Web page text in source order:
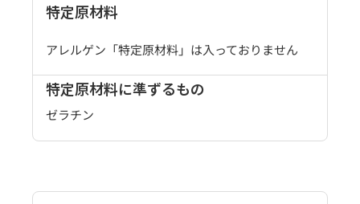
特定原材料
アレルゲン「特定原材料」は入っておりません
特定原材料に準ずるもの
ゼラチン